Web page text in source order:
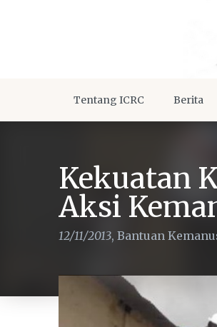
Tentang ICRC Berita
Kekuatan
Aksi
12/11/2013, Bantuan